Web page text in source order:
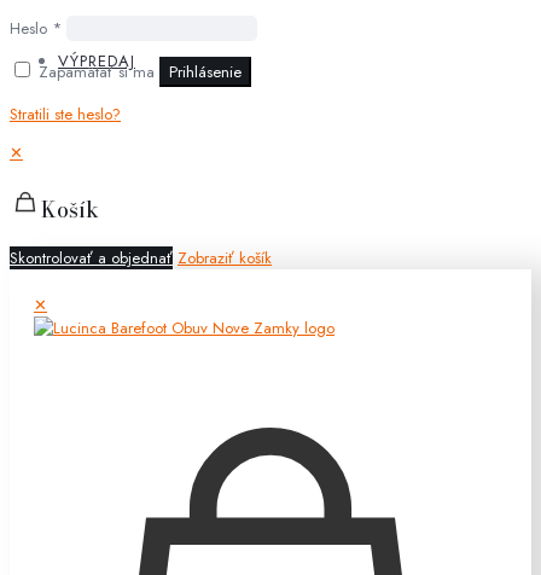
VÝPREDAJ
Heslo *
Zapamätať si ma
Prihlásenie
Stratili ste heslo?
✕
Košík
Skontrolovať a objednať Zobraziť košík
✕